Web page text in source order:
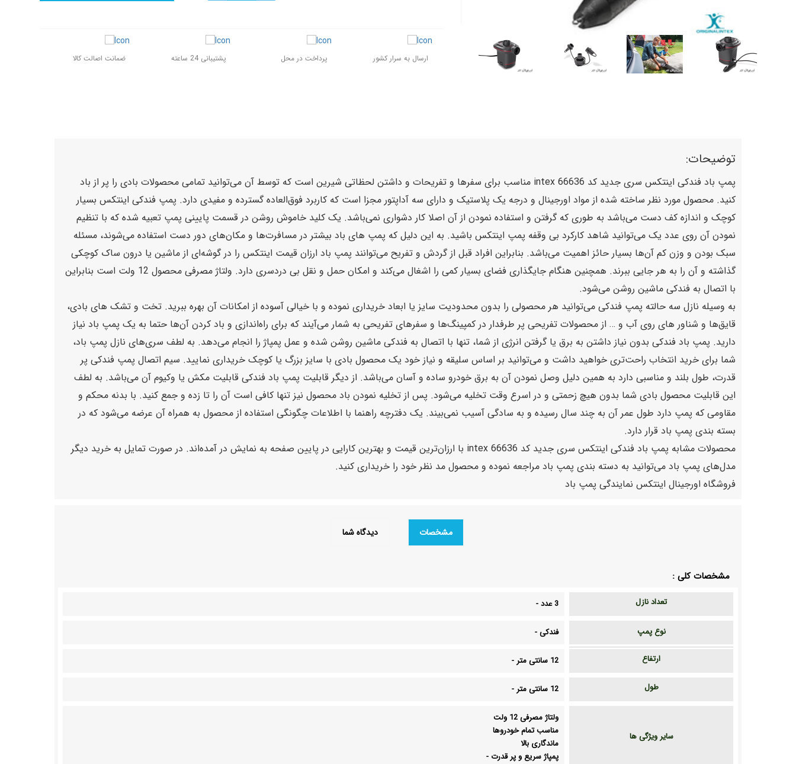
ارسال به سرار کشور پرداخت در محل پشتیبانی 24 ساعته ضمانت اصالت کالا
توضیحات:
پمپ باد فندکی اینتکس سری جدید کد 66636 intex مناسب برای سفرها و تفریحات و داشتن لحظاتی شیرین است که توسط آن می‌توانید تمامی محصولات بادی را پر از باد
کنید. محصول مورد نظر ساخته شده از مواد اورجینال و درجه یک پلاستیک و دارای سه آداپتور مجزا است که کاربرد فوق‌العاده گسترده و مفیدی دارد. پمپ فندکی اینتکس بسیار
کوچک و اندازه کف دست می‌باشد به طوری که گرفتن و استفاده نمودن از آن اصلا کار دشواری نمی‌باشد. یک کلید خاموش روشن در قسمت پایینی پمپ تعبیه شده که با تنظیم
نمودن آن روی عدد یک می‌توانید شاهد کارکرد بی وقفه پمپ اینتکس باشید. به این دلیل که پمپ های باد بیشتر در مسافرت‌ها و مکان‌های دور دست استفاده می‌شوند، مسئله
سبک بودن و وزن کم آن‌ها بسیار حائز اهمیت می‌باشد. بنابراین افراد قبل از گردش و تفریح می‌توانند پمپ باد ارزان قیمت اینتکس را در گوشه‌ای از ماشین یا درون ساک کوچکی
گذاشته و آن را به هر جایی ببرند. همچنین هنگام جایگذاری فضای بسیار کمی را اشغال می‌کند و امکان حمل و نقل بی دردسری دارد. ولتاژ مصرفی محصول 12 ولت است بنابراین
با اتصال به فندکی ماشین روشن می‌شود.
به وسیله نازل سه حالته پمپ فندکی می‌توانید هر محصولی را بدون محدودیت سایز یا ابعاد خریداری نموده و با خیالی آسوده از امکانات آن بهره ببرید. تخت و تشک های بادی،
قایق‌ها و شناور های روی آب و … از محصولات تفریحی پر طرفدار در کمپینگ‌ها و سفرهای تفریحی به شمار می‌آیند که برای راه‌اندازی و باد کردن آن‌ها حتما به یک پمپ باد نیاز
دارید. پمپ باد فندکی بدون نیاز داشتن به برق یا گرفتن انرژی از شما، تنها با اتصال به فندکی ماشین روشن شده و عمل پمپاژ را انجام می‌دهد. به لطف سری‌های نازل پمپ باد،
شما برای خرید انتخاب راحت‌تری خواهید داشت و می‌توانید بر اساس سلیقه و نیاز خود یک محصول بادی با سایز بزرگ یا کوچک خریداری نمایید. سیم اتصال پمپ فندکی پر
قدرت، طول بلند و مناسبی دارد به همین دلیل وصل نمودن آن به برق خودرو ساده و آسان می‌باشد. از دیگر قابلیت پمپ باد فندکی قابلیت مکش یا وکیوم آن می‌باشد. به لطف
این قابلیت محصول بادی شما بدون هیچ زحمتی و در اسرع وقت تخلیه می‌شود. پس از تخلیه نمودن باد محصول نیز تنها کافی است آن را تا زده و جمع کنید. با بدنه محکم و
مقاومی که پمپ دارد طول عمر آن به چند سال رسیده و به سادگی آسیب نمی‌بیند. یک دفترچه راهنما با اطلاعات چگونگی استفاده از محصول به همراه آن عرضه می‌شود که در
بسته بندی پمپ باد قرار دارد.
محصولات مشابه پمپ باد فندکی اینتکس سری جدید کد 66636 intex با ارزان‌ترین قیمت و بهترین کارایی در پایین صفحه به نمایش در آمده‌اند. در صورت تمایل به خرید دیگر
مدل‌های پمپ باد می‌توانید به دسته بندی پمپ باد مراجعه نموده و محصول مد نظر خود را خریداری کنید.
فروشگاه اورجینال اینتکس نمایندگی پمپ باد
مشخصات دیدگاه شما
مشخصات کلی :
تعداد نازل 3 عدد -
نوع پمپ فندکی-
ارتفاع 12 سانتی متر -
طول 12 سانتی متر -
سایر ویژگی ها
ولتاژ مصرفی 12 ولت
مناسب تمام خودروها
ماندگاری بالا
پمپاژ سریع و پر قدرت -